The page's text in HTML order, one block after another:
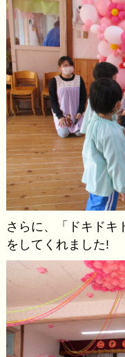
さらに、「ドキドキ
をしてくれました!